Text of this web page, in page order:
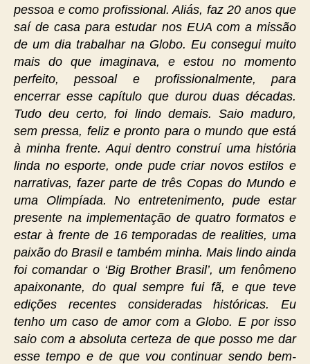
pessoa e como profissional. Aliás, faz 20 anos que
saí de casa para estudar nos EUA com a missão
de um dia trabalhar na Globo. Eu consegui muito
mais do que imaginava, e estou no momento
perfeito, pessoal e profissionalmente, para
encerrar esse capítulo que durou duas décadas.
Tudo deu certo, foi lindo demais. Saio maduro,
sem pressa, feliz e pronto para o mundo que está
à minha frente. Aqui dentro construí uma história
linda no esporte, onde pude criar novos estilos e
narrativas, fazer parte de três Copas do Mundo e
uma Olimpíada. No entretenimento, pude estar
presente na implementação de quatro formatos e
estar à frente de 16 temporadas de realities, uma
paixão do Brasil e também minha. Mais lindo ainda
foi comandar o ‘Big Brother Brasil’, um fenômeno
apaixonante, do qual sempre fui fã, e que teve
edições recentes consideradas históricas. Eu
tenho um caso de amor com a Globo. E por isso
saio com a absoluta certeza de que posso me dar
esse tempo e de que vou continuar sendo bem-